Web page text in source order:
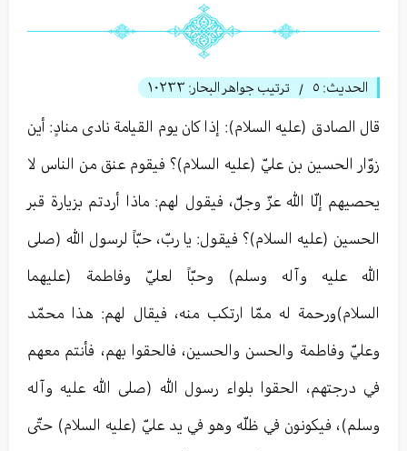
الحديث: ٥ / ترتيب جواهر البحار: ١٠٢٣٣
قال الصادق (عليه السلام): إذا كان يوم القيامة نادى منادٍ: أين
زوّار الحسين بن عليّ (عليه السلام)؟ فيقوم عنق من الناس لا
يحصيهم إلّا الله عزّ وجلّ، فيقول لهم: ماذا أردتم بزيارة قبر
الحسين (عليه السلام)؟ فيقول: يا ربّ، حبّاً لرسول الله (صلى
الله عليه وآله وسلم) وحبّاً لعليّ وفاطمة (عليهما
السلام)ورحمة له ممّا ارتكب منه، فيقال لهم: هذا محمّد
وعليّ وفاطمة والحسن والحسين، فالحقوا بهم، فأنتم معهم
في درجتهم، الحقوا بلواء رسول الله (صلى الله عليه وآله
وسلم)، فيكونون في ظلّه وهو في يد عليّ (عليه السلام) حتّى